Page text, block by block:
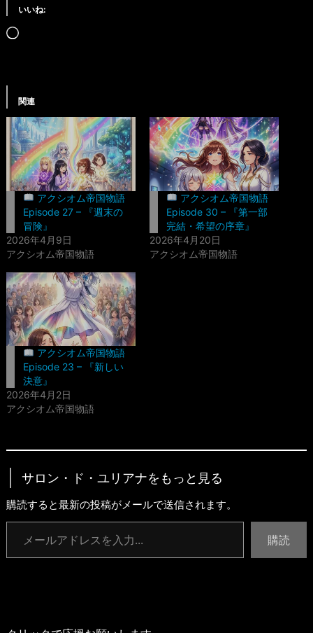
いいね:
み
中…
関連
アクシオム帝国物語
Episode 27 – 『週末の
冒険』
2026年4月9日
アクシオム帝国物語
アクシオム帝国物語
Episode 30 – 『第一部
完結・希望の序章』
2026年4月20日
アクシオム帝国物語
アクシオム帝国物語
Episode 23 – 『新しい
決意』
2026年4月2日
アクシオム帝国物語
サロン・ド・ユリアナをもっと見る
購読すると最新の投稿がメールで送信されます。
メールアドレスを入力...
購読